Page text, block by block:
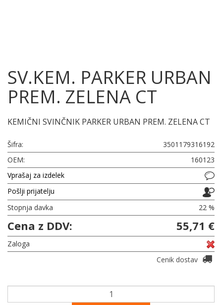
SV.KEM. PARKER URBAN
PREM. ZELENA CT
KEMIČNI SVINČNIK PARKER URBAN PREM. ZELENA CT
Šifra:
3501179316192
OEM:
160123
Vprašaj za izdelek
Pošlji prijatelju
Stopnja davka
22 %
Cena z DDV: 55,71 €
Zaloga
Cenik dostav